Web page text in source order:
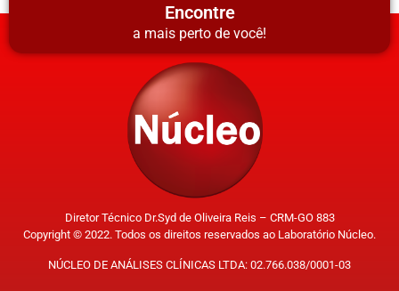
Encontre
a mais perto de você!
Diretor Técnico Dr.Syd de Oliveira Reis – CRM-GO 883
Copyright © 2022. Todos os direitos reservados ao Laboratório Núcleo.
NÚCLEO DE ANÁLISES CLÍNICAS LTDA: 02.766.038/0001-03